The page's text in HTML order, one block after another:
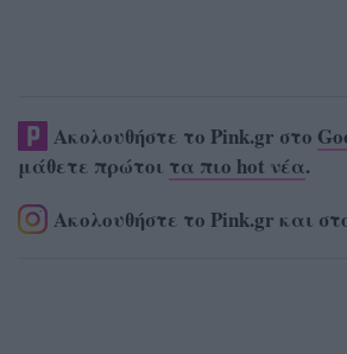
Ακολουθήστε το Pink.gr στο
μάθετε πρώτοι τα πιο hot νέα.
Ακολουθήστε το Pink.gr και